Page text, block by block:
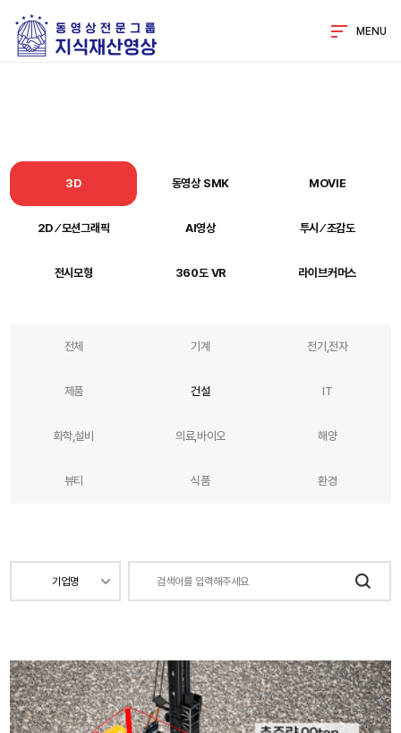
MENU
3D 동영상 SMK MOVIE
2D ⁄ 모션그래픽 AI영상 투시 ⁄ 조감도
전시모형 360도 VR 라이브커머스
전체 기계 전기,전자
제품 건설 IT
화학,설비 의료,바이오 해양
뷰티 식품 환경